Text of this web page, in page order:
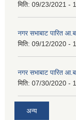
मिति: 09/23/2021 -
नगर सभाबाट पारित
मिति: 09/12/2020 -
नगर सभाबाट पारित
मिति: 07/30/2020 -
अन्य